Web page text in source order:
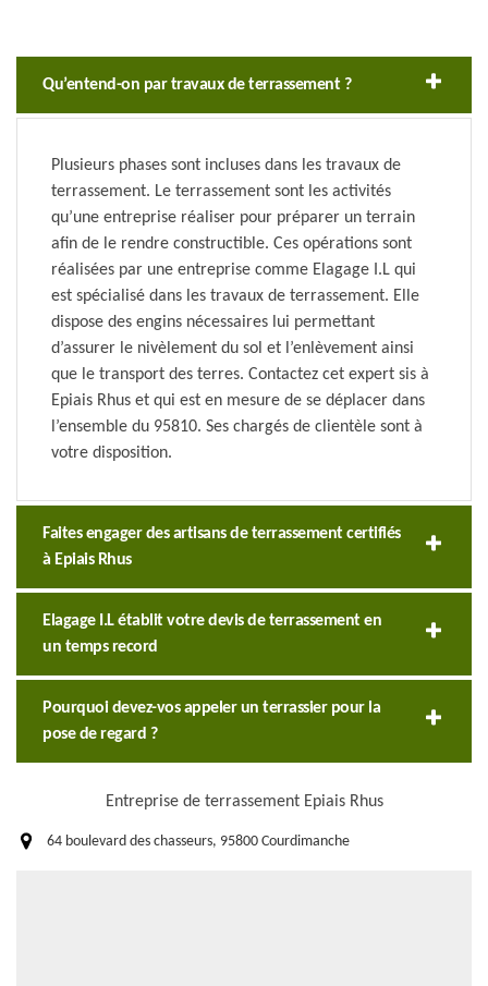
Qu’entend-on par travaux de terrassement ?
Plusieurs phases sont incluses dans les travaux de
terrassement. Le terrassement sont les activités
qu’une entreprise réaliser pour préparer un terrain
afin de le rendre constructible. Ces opérations sont
réalisées par une entreprise comme Elagage I.L qui
est spécialisé dans les travaux de terrassement. Elle
dispose des engins nécessaires lui permettant
d’assurer le nivèlement du sol et l’enlèvement ainsi
que le transport des terres. Contactez cet expert sis à
Epiais Rhus et qui est en mesure de se déplacer dans
l’ensemble du 95810. Ses chargés de clientèle sont à
votre disposition.
Faites engager des artisans de terrassement certifiés
à Epiais Rhus
Elagage I.L établit votre devis de terrassement en
un temps record
Pourquoi devez-vos appeler un terrassier pour la
pose de regard ?
Entreprise de terrassement Epiais Rhus
64 boulevard des chasseurs, 95800 Courdimanche